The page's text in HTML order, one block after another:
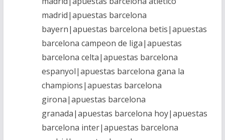
madrid|apuestas barcelona
bayern|apuestas barcelona betis|apuestas
barcelona campeon de liga|apuestas
barcelona celta|apuestas barcelona
espanyol|apuestas barcelona gana la
champions|apuestas barcelona
girona|apuestas barcelona
granada|apuestas barcelona hoy|apuestas
barcelona inter|apuestas barcelona